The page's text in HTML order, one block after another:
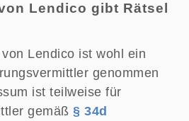
Lendico gibt Rätsel
Lendico ist wohl ein
genommen
ist teilweise für
gemäß § 34d